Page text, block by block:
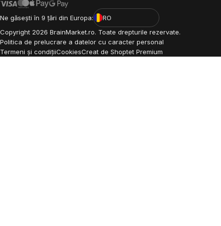
Ne găsești în 9 țări din Europa:
RO
Copyright 2026 BrainMarket.ro. Toate drepturile rezervate.
Politica de prelucrare a datelor cu caracter personal
Termeni și condițiiCookiesCreat de Shoptet Premium